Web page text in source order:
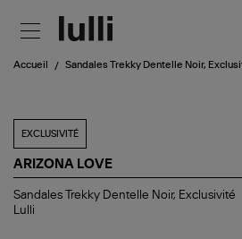
Accueil Sandales Trekky Dentelle Noir,
EXCLUSIVITÉ
ARIZONA LOVE
Sandales
Trekky
Sandales Trekky Dentelle Noir, Exclusivité
Lulli